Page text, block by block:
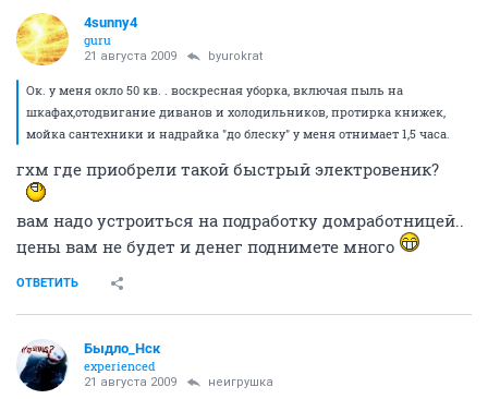
4sunny4
guru
21 августа 2009 byurokrat
Ок. у меня окло 50 кв. . воскресная уборка, включая пыль на
шкафах,отодвигание диванов и холодильников, протирка книжек,
мойка сантехники и надрайка "до блеску" у меня отнимает 1,5 часа.
гхм где приобрели такой быстрый электровеник?
вам надо устроиться на подработку домработницей..
цены вам не будет и денег поднимете много
ОТВЕТИТЬ
Быдло_Нск
experienced
21 августа 2009 неигрушка